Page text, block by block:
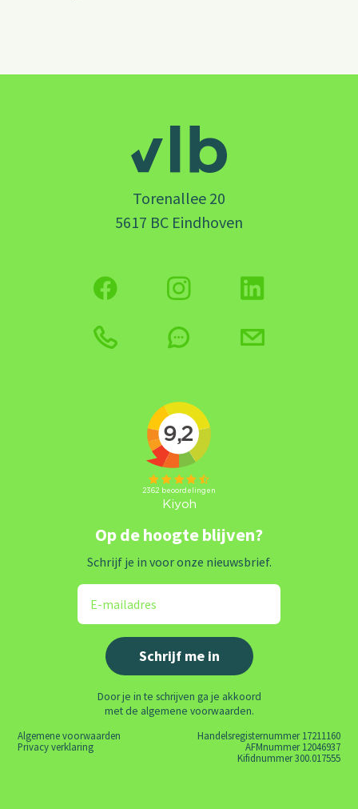
Torenallee 20
5617 BC Eindhoven
Op de hoogte blijven?
Schrijf je in voor onze nieuwsbrief.
Door je in te schrijven ga je akkoord
met de algemene voorwaarden.
Algemene voorwaarden
Privacy verklaring
Handelsregisternummer 17211160
AFMnummer 12046937
Kifidnummer 300.017555